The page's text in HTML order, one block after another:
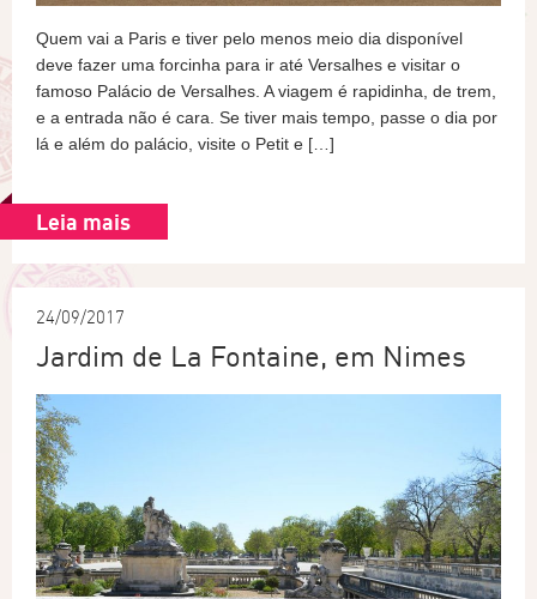
Quem vai a Paris e tiver pelo menos meio dia disponível
deve fazer uma forcinha para ir até Versalhes e visitar o
famoso Palácio de Versalhes. A viagem é rapidinha, de trem,
e a entrada não é cara. Se tiver mais tempo, passe o dia por
lá e além do palácio, visite o Petit e […]
Leia mais
24/09/2017
Jardim de La Fontaine, em Nimes